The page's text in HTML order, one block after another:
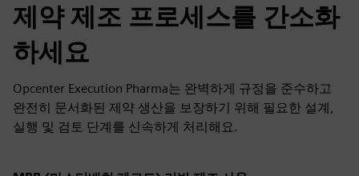
제약 제조 프로세스를 간소화
하세요
Opcenter Execution Pharma는 완벽하게 규정을 준수하고
완전히 문서화된 제약 생산을 보장하기 위해 필요한 설계,
실행 및 검토 단계를 신속하게 처리해요.